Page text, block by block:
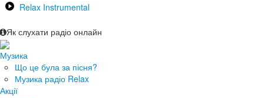
Relax Instrumental
Як слухати радіо онлайн
Музика
Що це була за пісня?
Музика радіо Relax
Акції